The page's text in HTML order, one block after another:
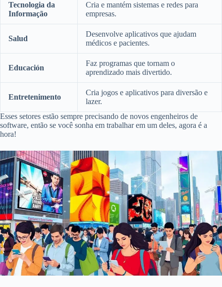
Tecnologia da
Informação
Cria e mantém sistemas e redes para
empresas.
Salud
Desenvolve aplicativos que ajudam
médicos e pacientes.
Educación
Faz programas que tornam o
aprendizado mais divertido.
Entretenimento
Cria jogos e aplicativos para diversão e
lazer.
Esses setores estão sempre precisando de novos engenheiros de
software, então se você sonha em trabalhar em um deles, agora é a
hora!